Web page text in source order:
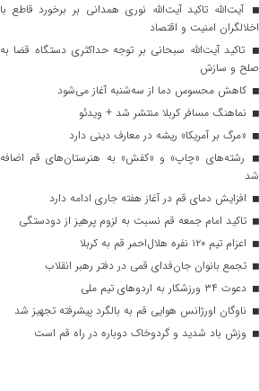
آیت‌الله تاکید آیت‌الله نوری همدانی بر برخورد قاطع با
اخلالگران امنیت و اقتصاد
تاکید آیت‌الله‌ سبحانی بر توجه حداکثری دستگاه قضا به
صلح و سازش
کاهش محسوس دما از سه‌شنبه آغاز می‌شود
نماهنگ مسافر کربلا منتشر شد + ویدئو
«مرگ بر آمریکا» ریشه در معارف دینی دارد
رشته‌های «چاپ» و «کفش» به هنرستان‌های قم اضافه
شد
افزایش دمای قم در آغاز هفته جاری ادامه دارد
تاکید امام جمعه قم نسبت به لزوم پرهیز از دودستگی
اعزام تیم ۱۲۰ نفره هلال‌احمر قم به کربلا
تجمع بانوان جان‌فدای قمی در دفتر رهبر انقلاب
دعوت ۳۴ ورزشکار به اردوهای تیم ملی
ناوگان اورژانس هوایی قم به بالگرد پیشرفته تجهیز شد
وزش باد شدید و گردوخاک دوباره در راه قم است